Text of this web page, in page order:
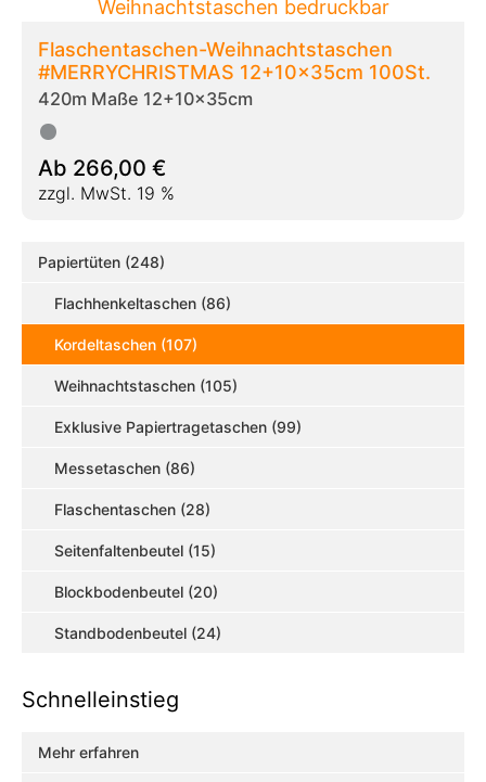
Flaschentaschen-Weihnachtstaschen
#MERRYCHRISTMAS 12+10x35cm 100St.
420m Maße 12+10x35cm
Ab 266,00 €
zzgl. MwSt. 19 %
Papiertüten (248)
Flachhenkeltaschen (86)
Kordeltaschen (107)
Weihnachtstaschen (105)
Exklusive Papiertragetaschen (99)
Messetaschen (86)
Flaschentaschen (28)
Seitenfaltenbeutel (15)
Blockbodenbeutel (20)
Standbodenbeutel (24)
Schnelleinstieg
Mehr erfahren